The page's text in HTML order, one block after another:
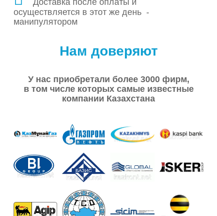
осуществляется в этот же день -
манипулятором
Нам доверяют
У нас приобретали более 3000 фирм,
в том числе которых самые известные
компании Казахстана